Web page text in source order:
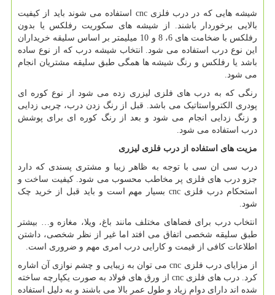
شیشه هایی که در درب فلزی cnc
استفاده می شوند باید از کیفیت
بالایی برخوردار باشند. از شیشه های سکوریت رفلکس یا بدون
رفلکس با ضخامت های 6، 8 و 10 میلیمتر بر اساس سلیقه خریداران
این نوع درب استفاده می شود. انتخاب شیشه درب که از نوع ساده
باشد یا رفلکس و رنگ شیشه ها همگی طبق سلیقه مشتریان انجام
می شود.
رنگی که به درب های فلزی لیزری زده می شود از نوع کوره ای
پودری الکترواستاتیک می باشد. قبل از رنگ زدن درب، چربی زدایی
و زنگ زدایی انجام می شود و بعد از رنگ کوره ای برای پوشش
درب استفاده می شود.
مزیت های استفاده از درب فلزی لیزری
درب سی ان سی با توجه به ظاهر زیبا و مشتری پسندی که دارد
جزو درب های فلزی پر مخاطب محسوب می شود. کیفیت ساخت و
استحکام درب فلزی cnc بسیار مهم است و باید قبل از خرید چک
شود.
انتخاب درب برای فضاهای مختلف مانند باغ، ویلا، مغازه و… بیشتر
طبق سلیقه شخصی اتفاق می افتد اما غیر از نظر شخصی، داشتن
اطلاعات کافی از قیمت و کارایی درب امری مهم و ضروری است.
از مزایای درب فلزی cnc می توان به زیبایی و چشم نوازی آن اشاره
کرد. درب های فلزی cnc از ورق های فولاد به صورت یکپارچه ساخته
شده اند دارای دوام زیاد و طول عمر بالا می باشند و به دلیل استفاده